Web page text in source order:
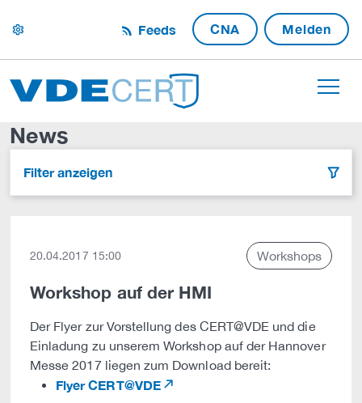
settings Feeds CNA Melden
News
Filter anzeigen filter
20.04.2017 15:00 Workshops
Workshop auf der HMI
Der Flyer zur Vorstellung des CERT@VDE und die
Einladung zu unserem Workshop auf der Hannover
Messe 2017 liegen zum Download bereit:
Flyer CERT@VDE